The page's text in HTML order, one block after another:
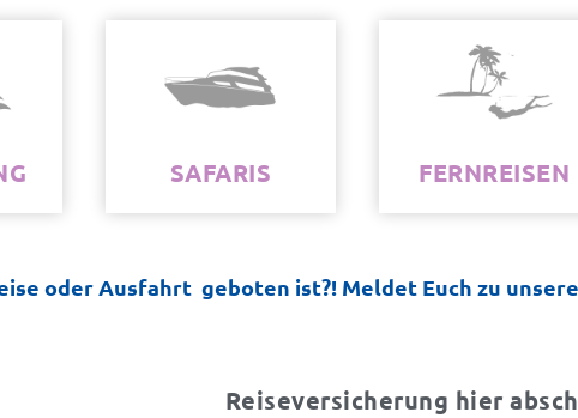
SAFARIS FERNREISEN
oder Ausfahrt geboten ist?! Meldet Euch zu
Reiseversicherung hier